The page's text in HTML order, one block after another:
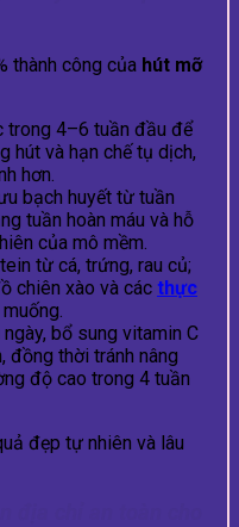
thành công của hút mỡ
trong 4–6 tuần đầu để
hút và hạn chế tụ dịch,
hơn.
bạch huyết từ tuần
tuần hoàn máu và hỗ
của mô mềm.
từ cá, trứng, rau củ;
chiên xào và các thực
bổ sung vitamin C
đồng thời tránh nâng
độ cao trong 4 tuần
đẹp tự nhiên và lâu